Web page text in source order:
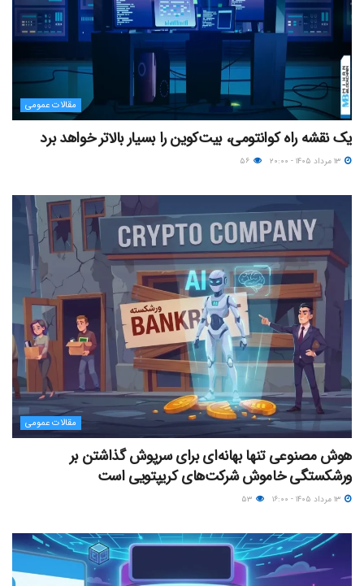
مقالات عمومی
یک نقشه راه کوانتومی، بیت‌کوین را بسیار بالاتر خواهد برد
مقالات عمومی
هوش مصنوعی تنها بهانه‌ای برای سرپوش گذاشتن بر
ورشکستگی خاموش شرکت‌های کریپتویی است